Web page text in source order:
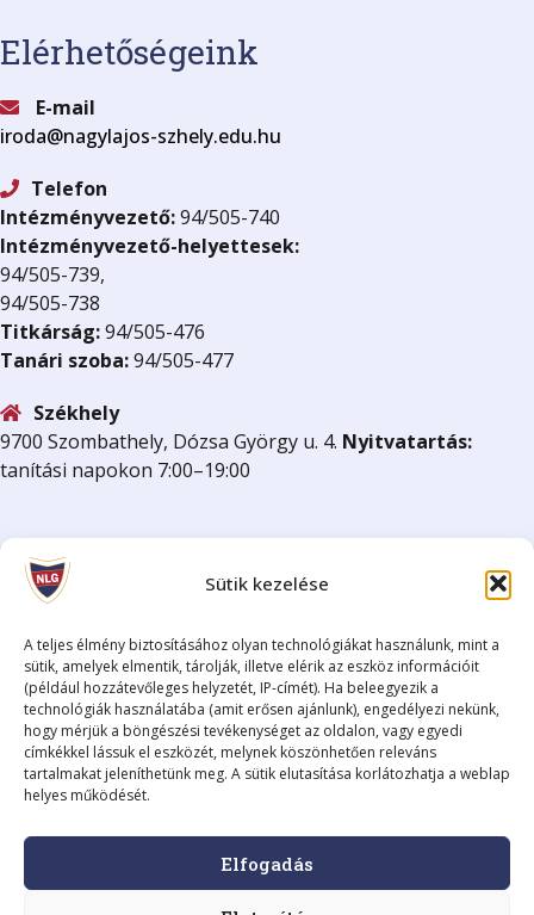
Sütik kezelése
A teljes élmény biztosításához olyan technológiákat használunk, mint a
sütik, amelyek elmentik, tárolják, illetve elérik az eszköz információit
(például hozzátevőleges helyzetét, IP-címét). Ha beleegyezik a
technológiák használatába (amit erősen ajánlunk), engedélyezi nekünk,
hogy mérjük a böngészési tevékenységet az oldalon, vagy egyedi
címkékkel lássuk el eszközét, melynek köszönhetően releváns
tartalmakat jeleníthetünk meg. A sütik elutasítása korlátozhatja a weblap
helyes működését.
Elfogadás
Elérhetőségeink
E-mail
iroda@nagylajos-szhely.edu.hu
Telefon
Intézményvezető:94/505-740
Intézményvezető-helyettesek:
94/505-739,
94/505-738
Titkárság:94/505-476
Tanári szoba:94/505-477
Székhely
9700 Szombathely, Dózsa György u. 4. Nyitvatartás:
tanítási napokon 7:00–19:00
Hivatkozások
Könyvtári katalógus
KRÉTA Elektronikus Napló
BME Nyelvvizsga
Blog archívum (2008-2018)
Fenntartó